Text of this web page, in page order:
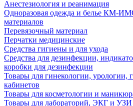
Анестезиология и реанимация
Одноразовая одежда и белье КМ-
материалов
Перевязочный материал
Перчатки медицинские
Средства гигиены и для ухода
Средства для дезинфекции,
коробки для дезинфекции
Товары для гинекологии, урологии,
кабинетов
Товары для косметологии и
Товары для лабораторий, ЭКГ и УЗИ